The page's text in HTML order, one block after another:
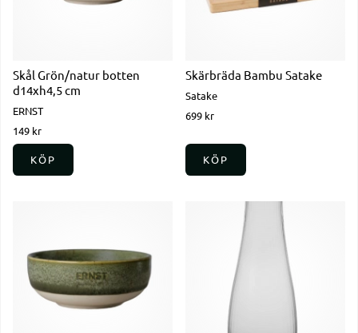
Skål Grön/natur botten
d14xh4,5 cm
ERNST
149 kr
KÖP
Skärbräda Bambu Satake
Satake
699 kr
KÖP